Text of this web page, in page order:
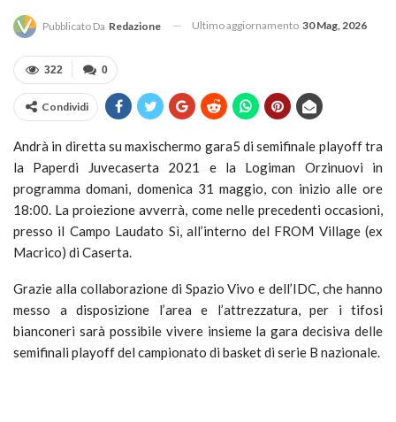
Pubblicato Da Redazione Ultimo aggiornamento 30 Mag, 2026
0
322
Condividi
Andrà in diretta su maxischermo gara5 di semifinale playoff tra
la Paperdi Juvecaserta 2021 e la Logiman Orzinuovi in
programma domani, domenica 31 maggio, con inizio alle ore
18:00. La proiezione avverrà, come nelle precedenti occasioni,
presso il Campo Laudato Sì, all’interno del FROM Village (ex
Macrico) di Caserta.
Grazie alla collaborazione di Spazio Vivo e dell’IDC, che hanno
messo a disposizione l’area e l’attrezzatura, per i tifosi
bianconeri sarà possibile vivere insieme la gara decisiva delle
semifinali playoff del campionato di basket di serie B nazionale.